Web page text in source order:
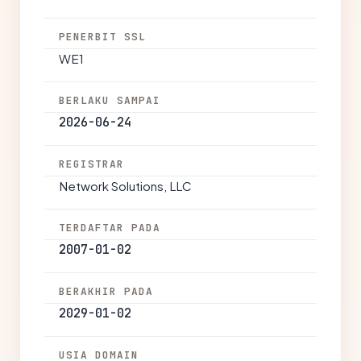
PENERBIT SSL
WE1
BERLAKU SAMPAI
2026-06-24
REGISTRAR
Network Solutions, LLC
TERDAFTAR PADA
2007-01-02
BERAKHIR PADA
2029-01-02
USIA DOMAIN